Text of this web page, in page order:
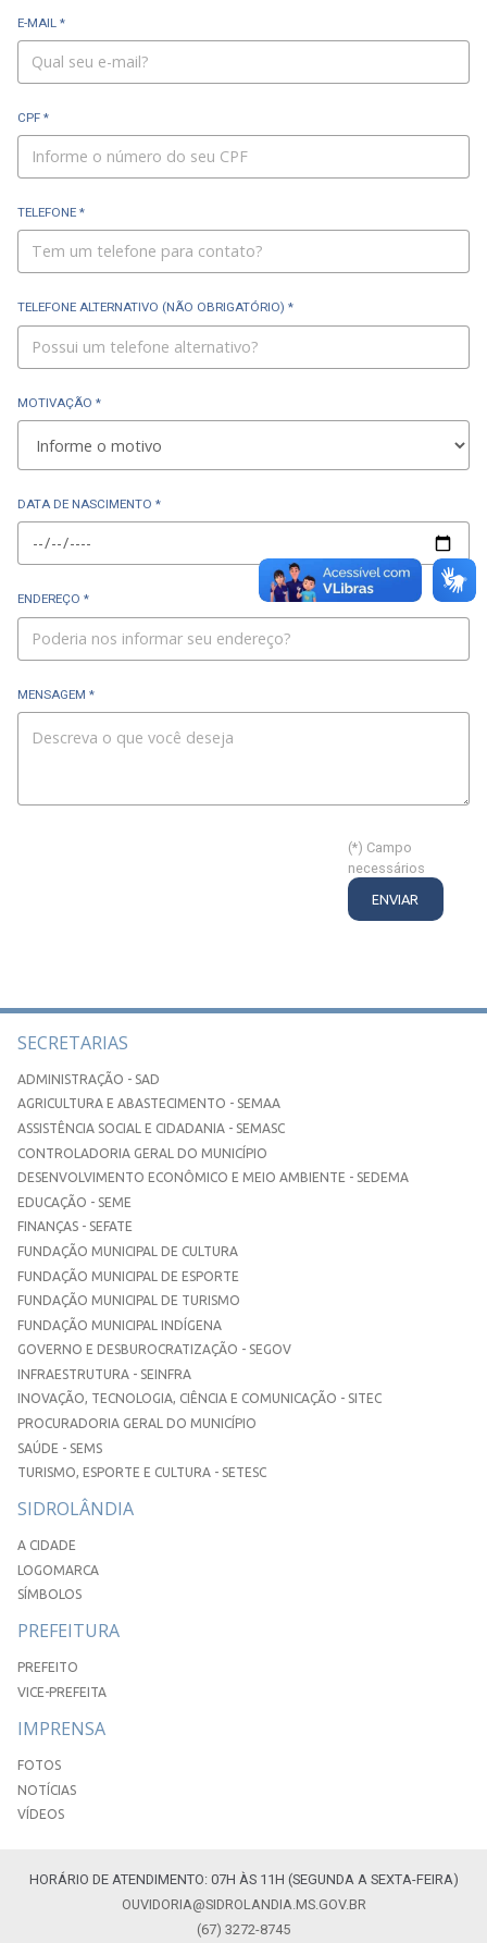
E-MAIL *
CPF *
TELEFONE *
TELEFONE ALTERNATIVO (NÃO OBRIGATÓRIO) *
MOTIVAÇÃO *
DATA DE NASCIMENTO *
ENDEREÇO *
MENSAGEM *
(*) Campo
necessários
SECRETARIAS
ADMINISTRAÇÃO - SAD
AGRICULTURA E ABASTECIMENTO - SEMAA
ASSISTÊNCIA SOCIAL E CIDADANIA - SEMASC
CONTROLADORIA GERAL DO MUNICÍPIO
DESENVOLVIMENTO ECONÔMICO E MEIO AMBIENTE - SEDEMA
EDUCAÇÃO - SEME
FINANÇAS - SEFATE
FUNDAÇÃO MUNICIPAL DE CULTURA
FUNDAÇÃO MUNICIPAL DE ESPORTE
FUNDAÇÃO MUNICIPAL DE TURISMO
FUNDAÇÃO MUNICIPAL INDÍGENA
GOVERNO E DESBUROCRATIZAÇÃO - SEGOV
INFRAESTRUTURA - SEINFRA
INOVAÇÃO, TECNOLOGIA, CIÊNCIA E COMUNICAÇÃO - SITEC
PROCURADORIA GERAL DO MUNICÍPIO
SAÚDE - SEMS
TURISMO, ESPORTE E CULTURA - SETESC
SIDROLÂNDIA
A CIDADE
LOGOMARCA
SÍMBOLOS
PREFEITURA
PREFEITO
VICE-PREFEITA
IMPRENSA
FOTOS
NOTÍCIAS
VÍDEOS
HORÁRIO DE ATENDIMENTO: 07H ÀS 11H (SEGUNDA A SEXTA-FEIRA)
OUVIDORIA@SIDROLANDIA.MS.GOV.BR
(67) 3272-8745